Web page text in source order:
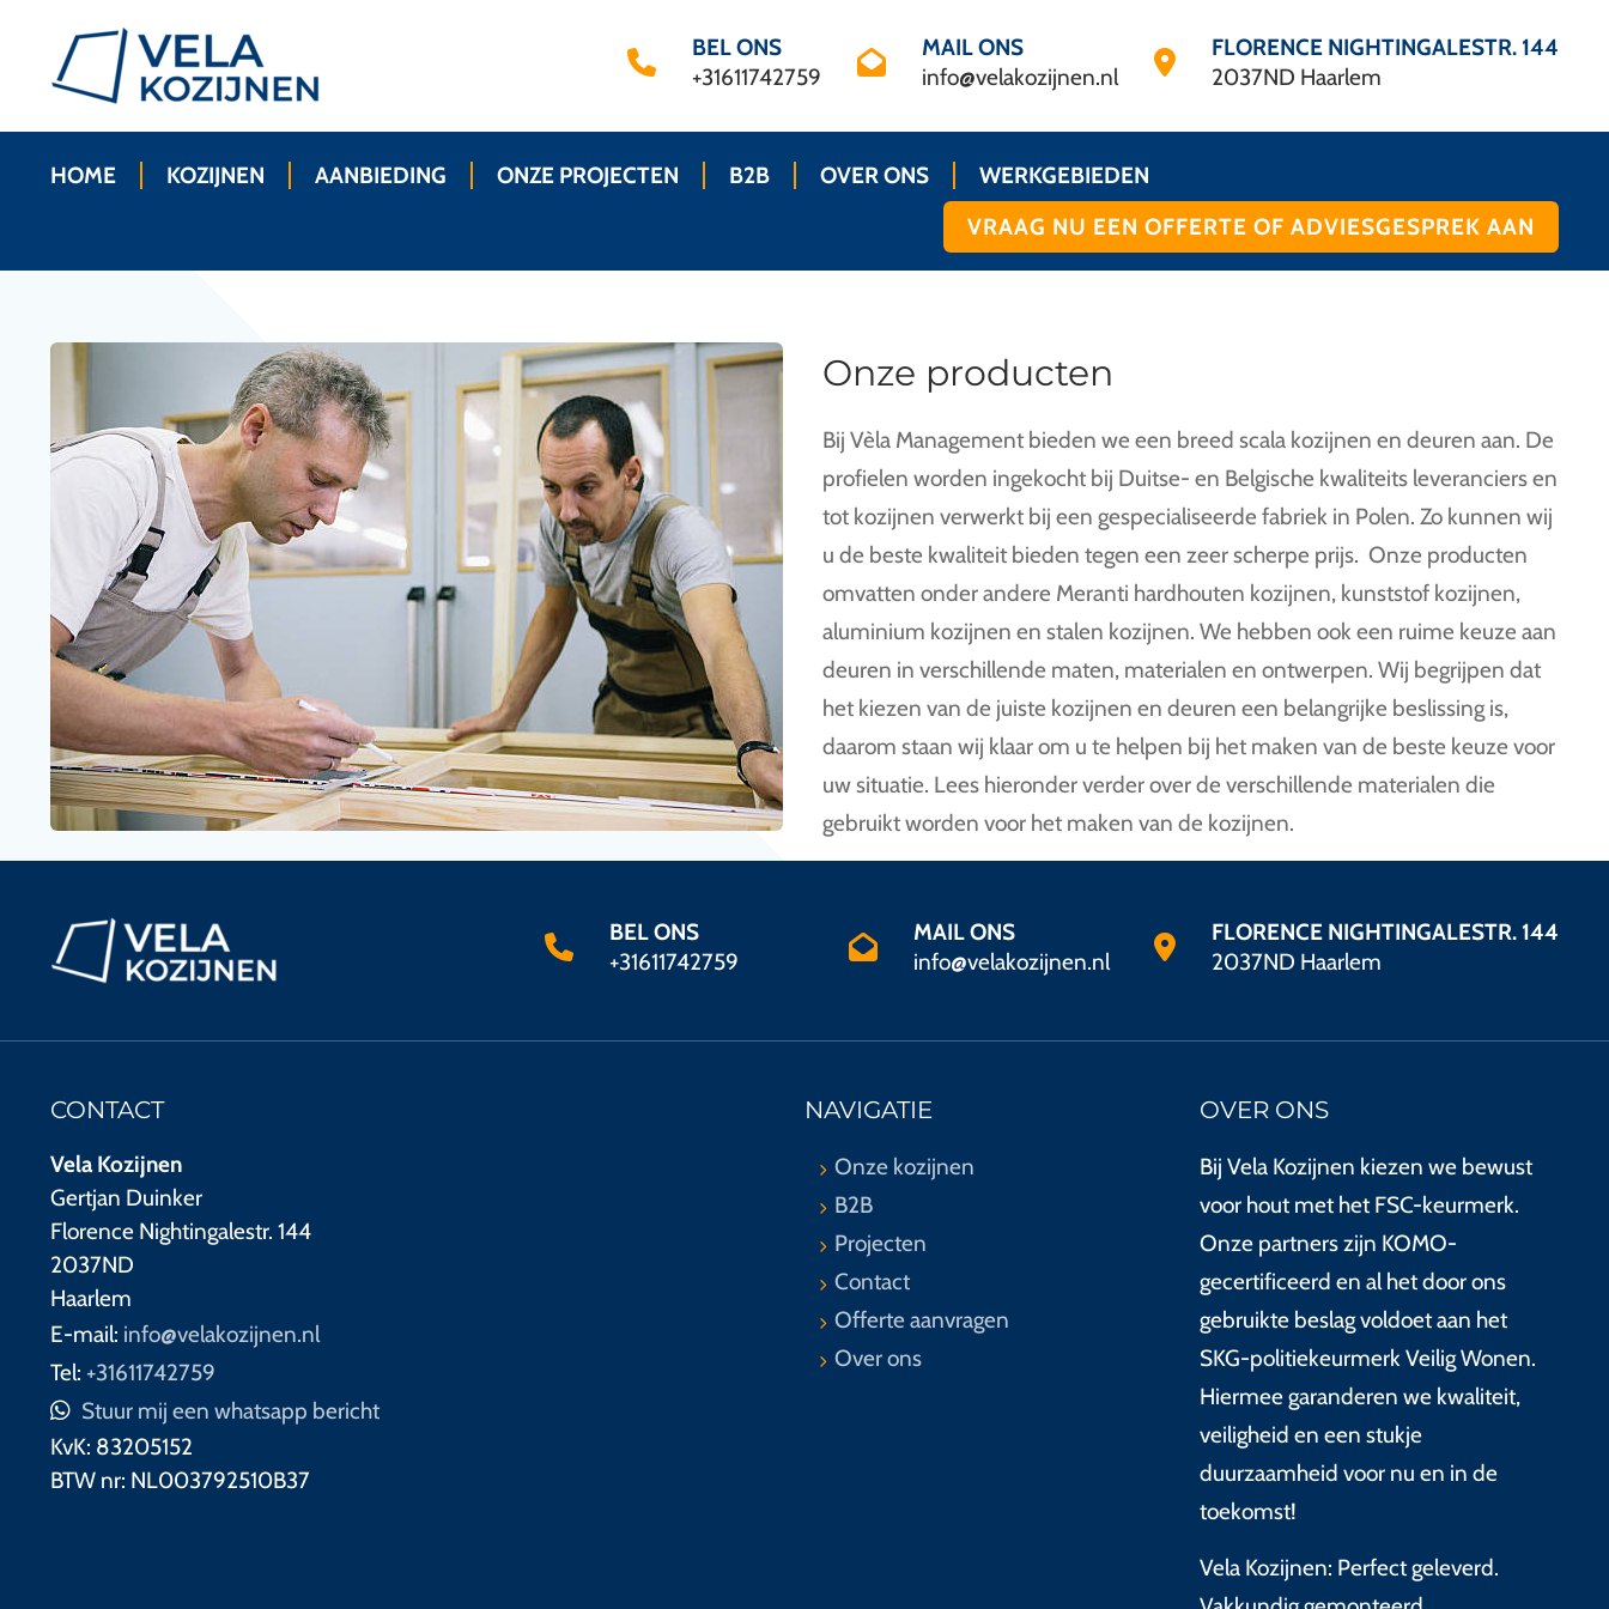
BEL ONS
+31611742759
MAIL ONS
info@velakozijnen.nl
FLORENCE NIGHTINGALESTR. 144
2037ND Haarlem
HOME KOZIJNEN AANBIEDING ONZE PROJECTEN B2B OVER ONS
WERKGEBIEDEN
VRAAG NU EEN OFFERTE OF ADVIESGESPREK AAN
Onze producten
Bij Vèla Management bieden we een breed scala kozijnen en deuren aan. De
profielen worden ingekocht bij Duitse- en Belgische kwaliteits leveranciers en
tot kozijnen verwerkt bij een gespecialiseerde fabriek in Polen. Zo kunnen wij
u de beste kwaliteit bieden tegen een zeer scherpe prijs. Onze producten
omvatten onder andere Meranti hardhouten kozijnen, kunststof kozijnen,
aluminium kozijnen en stalen kozijnen. We hebben ook een ruime keuze aan
deuren in verschillende maten, materialen en ontwerpen. Wij begrijpen dat
het kiezen van de juiste kozijnen en deuren een belangrijke beslissing is,
daarom staan wij klaar om u te helpen bij het maken van de beste keuze voor
uw situatie. Lees hieronder verder over de verschillende materialen die
gebruikt worden voor het maken van de kozijnen.
BEL ONS
+31611742759
MAIL ONS
info@velakozijnen.nl
FLORENCE NIGHTINGALESTR. 144
2037ND Haarlem
CONTACT
Vela Kozijnen
Gertjan Duinker
Florence Nightingalestr. 144
2037ND
Haarlem
E-mail: info@velakozijnen.nl
Tel: +31611742759
Stuur mij een whatsapp bericht
KvK: 83205152
BTW nr: NL003792510B37
NAVIGATIE
Onze kozijnen
B2B
Projecten
Contact
Offerte aanvragen
Over ons
OVER ONS
Bij Vela Kozijnen kiezen we bewust
voor hout met het FSC-keurmerk.
Onze partners zijn KOMO-
gecertificeerd en al het door ons
gebruikte beslag voldoet aan het
SKG-politiekeurmerk Veilig Wonen.
Hiermee garanderen we kwaliteit,
veiligheid en een stukje
duurzaamheid voor nu en in de
toekomst!
Vela Kozijnen: Perfect geleverd.